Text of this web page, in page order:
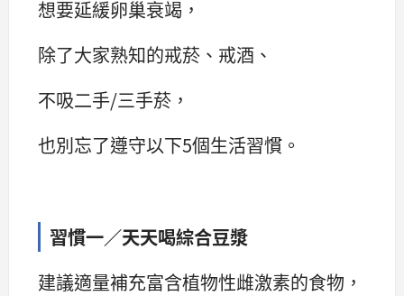
想要延緩卵巢衰竭，
除了大家熟知的戒菸、戒酒、
不吸二手/三手菸，
也別忘了遵守以下5個生活習慣。
習慣一／天天喝綜合豆漿
建議適量補充富含植物性雌激素的食物，